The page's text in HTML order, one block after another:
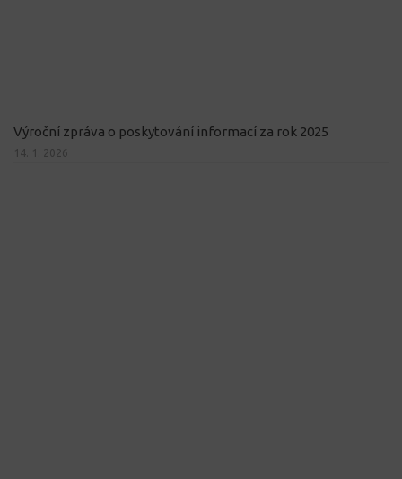
Výroční zpráva o poskytování informací za rok 2025
14. 1. 2026